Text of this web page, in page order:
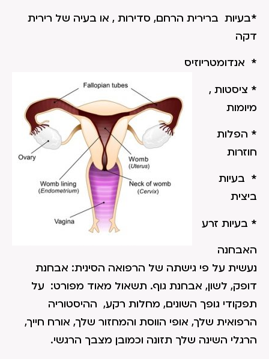
*בעיות ברירית הרחם, סדירות , או בעיה של רירית
דקה
* אנדומטריוזיס
* ציסטות ,
מיומות
* הפלות
חוזרות
* בעיות
ביצית
* בעיות זרע
האבחנה
נעשית על פי גישתה של הרפואה הסינית: אבחנת
דופק, לשון, אבחנת גוף. תשאול מאוד מפורט: על
תפקודי גופך השונים, מחלות רקע, ההיסטוריה
הרפואית שלך, אופי הווסת והמחזור שלך, אורח חייך,
הרגלי השינה שלך תזונה וכמובן מצבך הרגשי.